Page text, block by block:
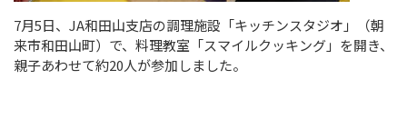
7月5日、 JA和田山支店の調理施設「キッチンスタジオ」（朝
来市和田山町）で、料理教室「スマイルクッキング」を開き、
親子あわせて約20人が参加しました。